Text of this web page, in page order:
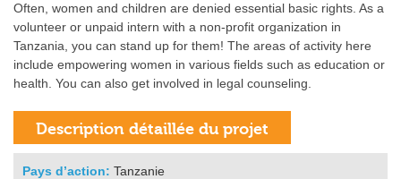
Often, women and children are denied essential basic rights. As a
volunteer or unpaid intern with a non-profit organization in
Tanzania, you can stand up for them! The areas of activity here
include empowering women in various fields such as education or
health. You can also get involved in legal counseling.
Pays d’action: Tanzanie